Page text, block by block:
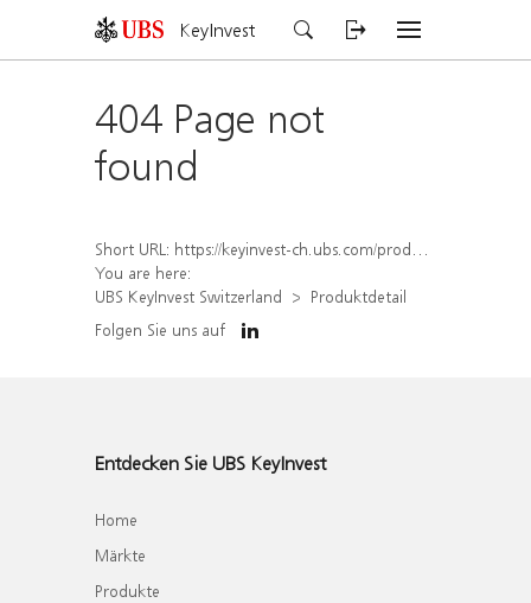
KeyInvest
404 Page not
found
Short URL: https://keyinvest-ch.ubs.com/produkt/detail/index/isin/CH1564523178
You are here:
UBS KeyInvest Switzerland
Produktdetail
Folgen Sie uns auf
Entdecken Sie UBS KeyInvest
Home
Märkte
Produkte